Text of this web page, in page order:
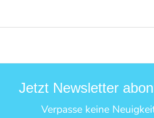
Jetzt Newsletter
Verpasse keine